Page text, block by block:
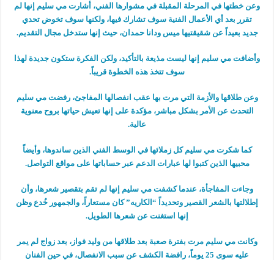
وعن خطتها في المرحلة المقبلة في مشوارها الفني، أشارت مي سليم إنها لم
تقرر بعد أي الأعمال الفنية سوف تشارك فيها، ولكنها سوف تخوض تحدي
جديد بعيداً عن شقيقتيها ميس ودانا حمدان، حيث إنها ستدخل مجال التقديم.
وأضافت مي سليم إنها ليست مذيعة بالتأكيد، ولكن الفكرة ستكون جديدة لهذا
سوف تتخذ هذه الخطوة قريباً.
وعن طلاقها والأزمة التي مرت بها عقب انفصالها المفاجئ، رفضت مي سليم
التحدث عن الأمر بشكل مباشر، مؤكدة على إنها تعيش حياتها بروح معنوية
عالية.
كما شكرت مي سليم كل زملائها في الوسط الفني الذين ساندوها، وأيضاً
محبيها الذين كتبوا لها عبارات الدعم عبر حساباتها على مواقع التواصل.
وجاءت المفاجأة، عندما كشفت مي سليم إنها لم تقم بتقصير شعرها، وأن
إطلالتها بالشعر القصير وتحديداً “الكاريه” كان مستعاراً، والجمهور خُدع وظن
إنها استغنت عن شعرها الطويل.
وكانت مي سليم مرت بفترة صعبة بعد طلاقها من وليد فواز، بعد زواج لم يمر
عليه سوى 25 يوماً، رافضة الكشف عن سبب الانفصال، في حين الفنان